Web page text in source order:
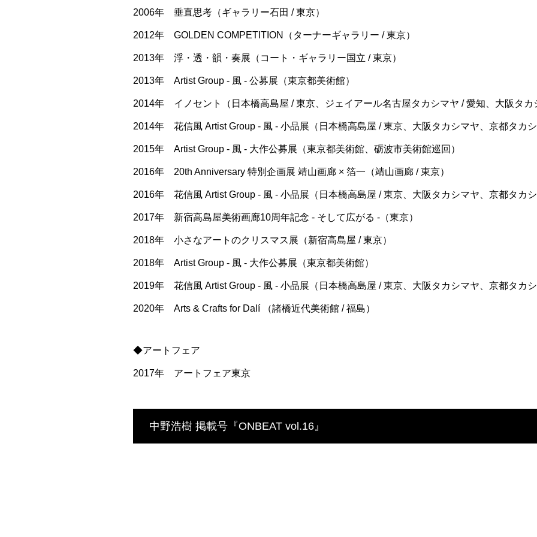
2006年 垂直思考（ギャラリー石田 / 東京）
2012年 GOLDEN COMPETITION（ターナーギャラリー / 東京）
2013年 浮・透・韻・奏展（コート・ギャラリー国立 / 東京）
2013年 Artist Group - 風 - 公募展（東京都美術館）
2014年 イノセント（日本橋高島屋 / 東京、ジェイアール名古屋タカシマヤ / 愛知、大阪タカ
2014年 花信風 Artist Group - 風 - 小品展（日本橋高島屋 / 東京、大阪タカシマヤ、京都タカシ
2015年 Artist Group - 風 - 大作公募展（東京都美術館、砺波市美術館巡回）
2016年 20th Anniversary 特別企画展 靖山画廊 × 箔一（靖山画廊 / 東京）
2016年 花信風 Artist Group - 風 - 小品展（日本橋高島屋 / 東京、大阪タカシマヤ、京都タカシ
2017年 新宿高島屋美術画廊10周年記念 - そして広がる -（東京）
2018年 小さなアートのクリスマス展（新宿高島屋 / 東京）
2018年 Artist Group - 風 - 大作公募展（東京都美術館）
2019年 花信風 Artist Group - 風 - 小品展（日本橋高島屋 / 東京、大阪タカシマヤ、京都タカシ
2020年 Arts & Crafts for Dalí （諸橋近代美術館 / 福島）
◆アートフェア
2017年 アートフェア東京
中野浩樹 掲載号『ONBEAT vol.16』